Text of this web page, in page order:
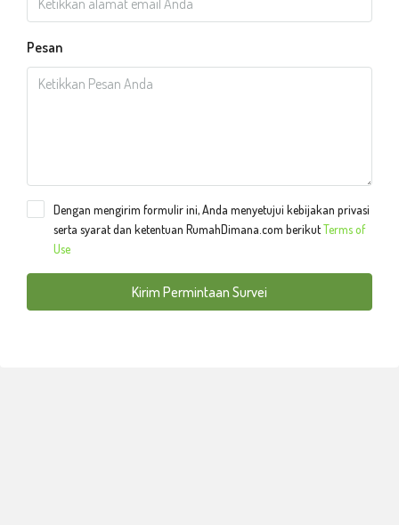
Pesan
Dengan mengirim formulir ini, Anda menyetujui kebijakan privasi
serta syarat dan ketentuan RumahDimana.com berikutTerms of
Use
Kirim Permintaan Survei